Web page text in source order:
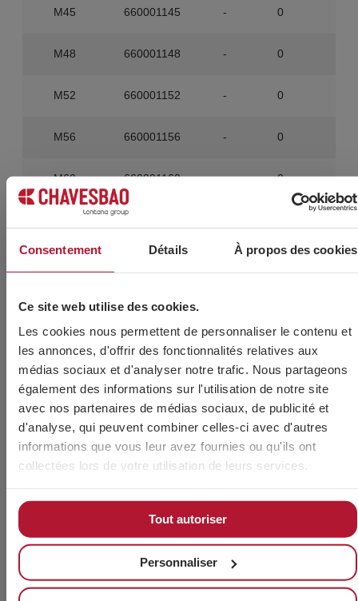
Consentement Détails À propos des cookies
Ce site web utilise des cookies.
Les cookies nous permettent de personnaliser le contenu et
les annonces, d'offrir des fonctionnalités relatives aux
médias sociaux et d'analyser notre trafic. Nous partageons
également des informations sur l'utilisation de notre site
avec nos partenaires de médias sociaux, de publicité et
d'analyse, qui peuvent combiner celles-ci avec d'autres
informations que vous leur avez fournies ou qu'ils ont
collectées lors de votre utilisation de leurs services.
Tout autoriser
Personnaliser
M45 660001145 - 0
M48 660001148 - 0
M52 660001152 - 0
M56 660001156 - 0
M60 660001160 - 0 12
660001164
PRODUITS ASSOCIÉS